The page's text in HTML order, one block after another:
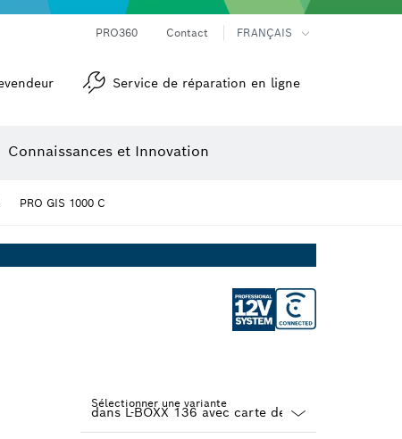
PRO360 Contact FRANÇAIS
Service de réparation en ligne
Connaissances et Innovation
PRO GIS 1000 C
Sélectionner une variante